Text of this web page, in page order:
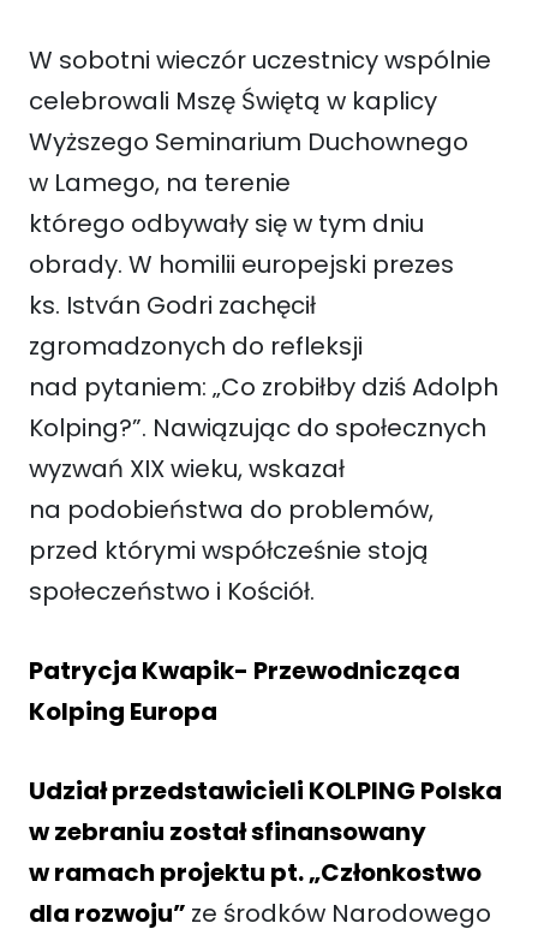
W sobotni wieczór uczestnicy wspólnie
celebrowali Mszę Świętą w kaplicy
Wyższego Seminarium Duchownego
w Lamego, na terenie
którego odbywały się w tym dniu
obrady. W homilii europejski prezes
ks. István Godri zachęcił
zgromadzonych do refleksji
nad pytaniem: „Co zrobiłby dziś Adolph
Kolping?”. Nawiązując do społecznych
wyzwań XIX wieku, wskazał
na podobieństwa do problemów,
przed którymi współcześnie stoją
społeczeństwo i Kościół.
Patrycja Kwapik- Przewodnicząca
Kolping Europa
Udział przedstawicieli KOLPING Polska
w zebraniu został sfinansowany
w ramach projektu pt. „Członkostwo
dla rozwoju” ze środków Narodowego